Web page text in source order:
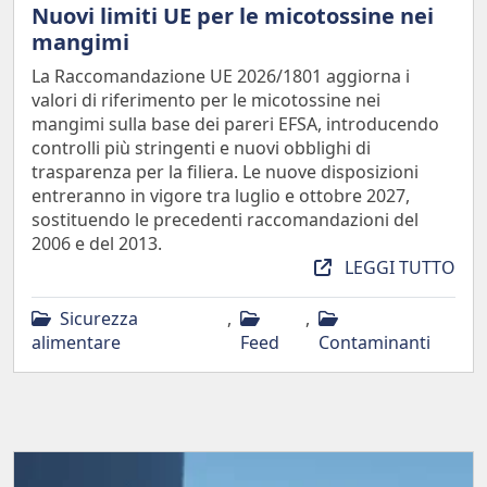
Nuovi limiti UE per le micotossine nei
mangimi
La Raccomandazione UE 2026/1801 aggiorna i
valori di riferimento per le micotossine nei
mangimi sulla base dei pareri EFSA, introducendo
controlli più stringenti e nuovi obblighi di
trasparenza per la filiera. Le nuove disposizioni
entreranno in vigore tra luglio e ottobre 2027,
sostituendo le precedenti raccomandazioni del
2006 e del 2013.
LEGGI TUTTO
Sicurezza
alimentare
,
Feed
,
Contaminanti